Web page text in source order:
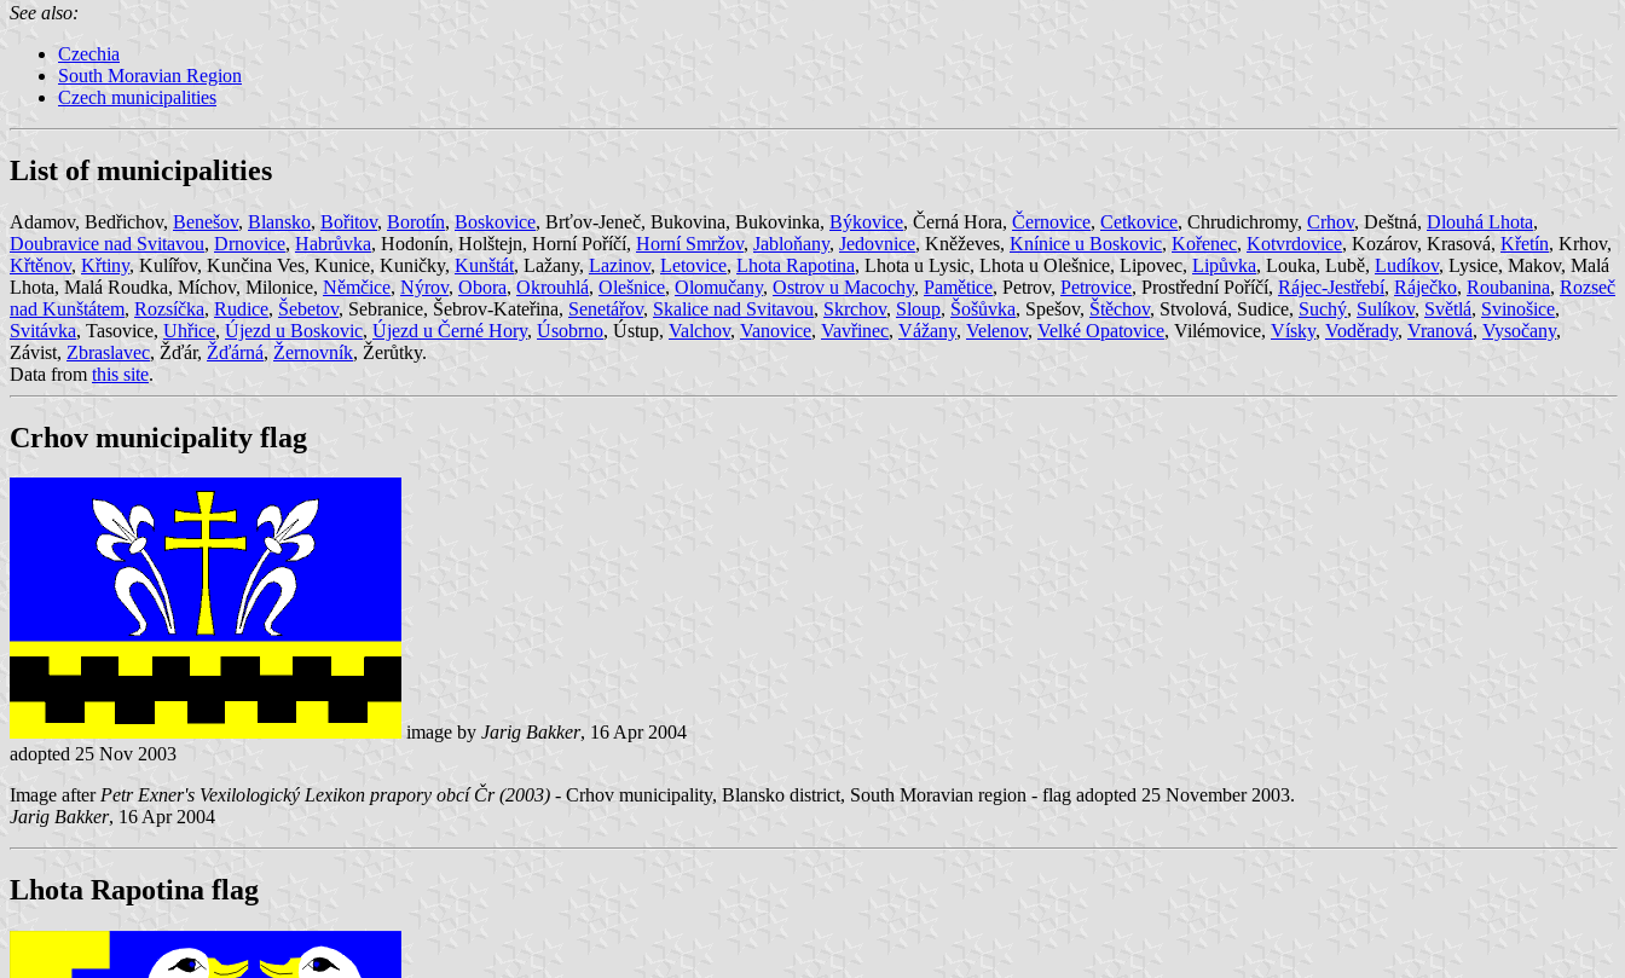
See also:
Czechia
South Moravian Region
Czech municipalities
List of municipalities
Adamov, Bedřichov, Benešov, Blansko, Bořitov, Borotín, Boskovice, Brťov-Jeneč, Bukovina, Bukovinka, Býkovice, Černá Hora, Černovice, Cetkovice, Chrudichromy, Crhov, Deštná, Dlouhá Lhota,
Doubravice nad Svitavou, Drnovice, Habrůvka, Hodonín, Holštejn, Horní Poříčí, Horní Smržov, Jabloňany, Jedovnice, Kněževes, Knínice u Boskovic, Kořenec, Kotvrdovice, Kozárov, Krasová, Křetín, Krhov,
Křtěnov, Křtiny, Kulířov, Kunčina Ves, Kunice, Kuničky, Kunštát, Lažany, Lazinov, Letovice, Lhota Rapotina, Lhota u Lysic, Lhota u Olešnice, Lipovec, Lipůvka, Louka, Lubě, Ludíkov, Lysice, Makov, Malá
Lhota, Malá Roudka, Míchov, Milonice, Němčice, Nýrov, Obora, Okrouhlá, Olešnice, Olomučany, Ostrov u Macochy, Pamětice, Petrov, Petrovice, Prostřední Poříčí, Rájec-Jestřebí, Ráječko, Roubanina, Rozseč
nad Kunštátem, Rozsíčka, Rudice, Šebetov, Sebranice, Šebrov-Kateřina, Senetářov, Skalice nad Svitavou, Skrchov, Sloup, Šošůvka, Spešov, Štěchov, Stvolová, Sudice, Suchý, Sulíkov, Světlá, Svinošice,
Svitávka, Tasovice, Uhřice, Újezd u Boskovic, Újezd u Černé Hory, Úsobrno, Ústup, Valchov, Vanovice, Vavřinec, Vážany, Velenov, Velké Opatovice, Vilémovice, Vísky, Voděrady, Vranová, Vysočany,
Závist, Zbraslavec, Žďár, Žďárná, Žernovník, Žerůtky.
Data from this site.
Crhov municipality flag
image by Jarig Bakker, 16 Apr 2004
adopted 25 Nov 2003
Image afterPetr Exner's Vexilologický Lexikon prapory obcí Čr (2003) - Crhov municipality, Blansko district, South Moravian region - flag adopted 25 November 2003.
Jarig Bakker, 16 Apr 2004
Lhota Rapotina flag